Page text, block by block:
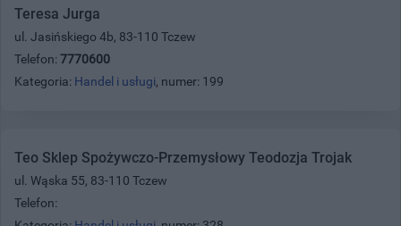
Teresa Jurga
ul. Jasińskiego 4b, 83-110 Tczew
Telefon: 7770600
Kategoria: Handel i usługi, numer: 199
Teo Sklep Spożywczo-Przemysłowy Teodozja Trojak
ul. Wąska 55, 83-110 Tczew
Telefon: